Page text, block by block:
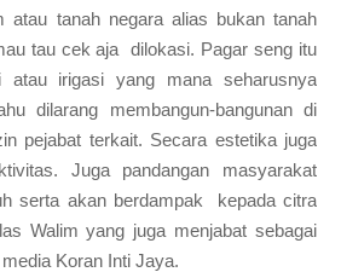
atau tanah negara alias bukan tanah
tau cek aja dilokasi. Pagar seng itu
atau irigasi yang mana seharusnya
dilarang membangun-bangunan di
pejabat terkait. Secara estetika juga
Juga pandangan masyarakat
serta akan berdampak kepada citra
Walim yang juga menjabat sebagai
Koran Inti Jaya.